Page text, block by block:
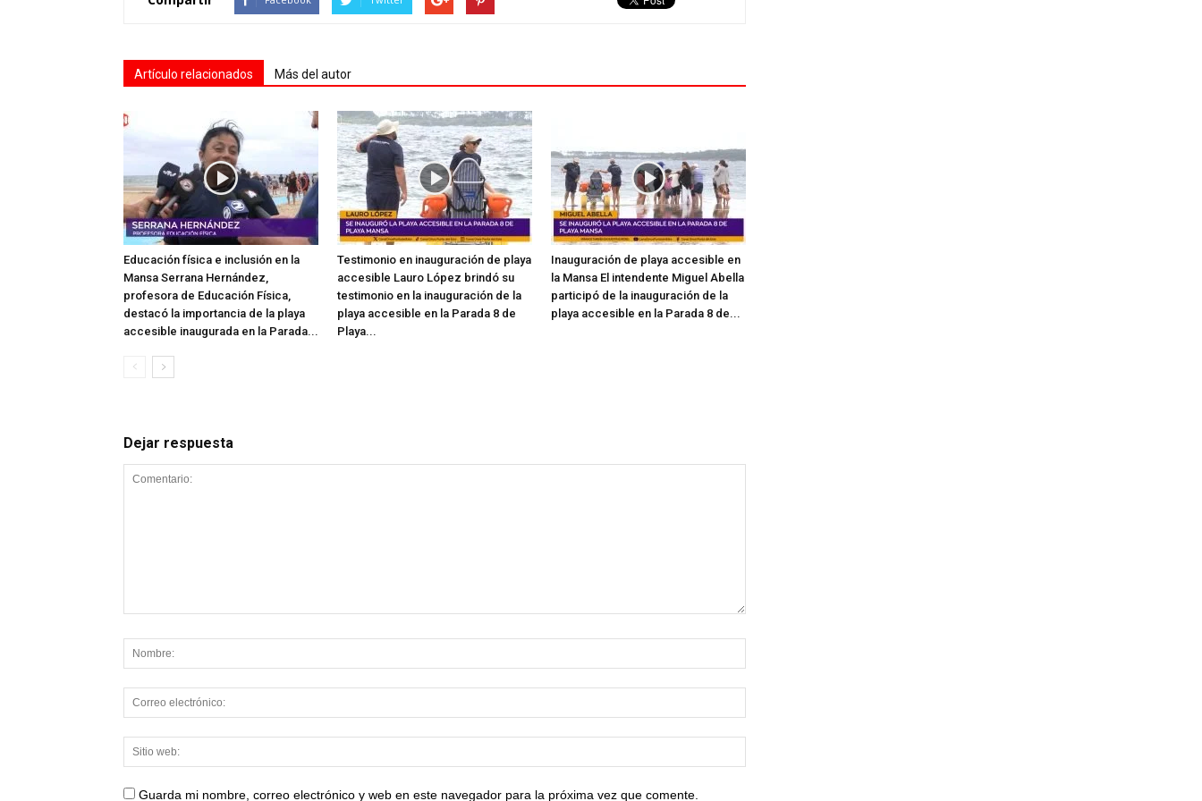
Artículo relacionados Más del autor
Educación física e inclusión en la
Mansa Serrana Hernández,
profesora de Educación Física,
destacó la importancia de la playa
accesible inaugurada en la Parada...
Testimonio en inauguración de playa
accesible Lauro López brindó su
testimonio en la inauguración de la
playa accesible en la Parada 8 de
Playa...
Inauguración de playa accesible en
la Mansa El intendente Miguel Abella
participó de la inauguración de la
playa accesible en la Parada 8 de...
Dejar respuesta
Guarda mi nombre, correo electrónico y web en este navegador para la próxima vez que comente.